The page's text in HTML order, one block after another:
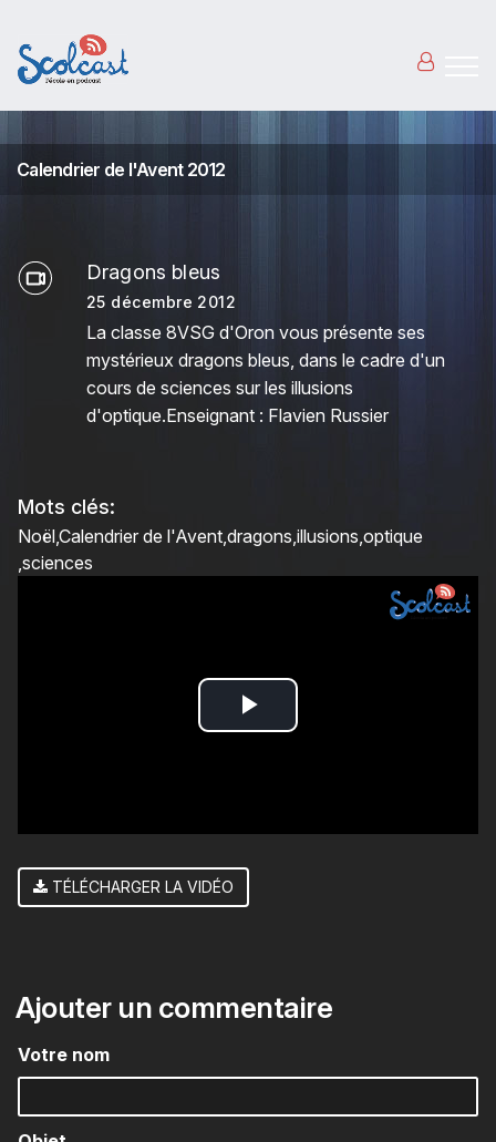
Calendrier de l'Avent 2012
Dragons bleus
25 décembre 2012
La classe 8VSG d'Oron vous présente ses
mystérieux dragons bleus, dans le cadre d'un
cours de sciences sur les illusions
d'optique.Enseignant : Flavien Russier
Mots clés:
NoëlCalendrier de l'Avent dragons illusions optique
sciences
Play
TÉLÉCHARGER LA VIDÉO
Ajouter un commentaire
Votre nom